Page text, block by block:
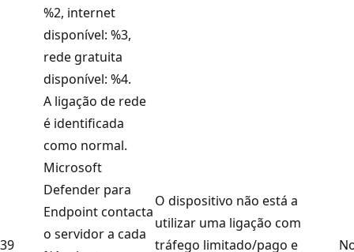
%2, internet
disponível: %3,
rede gratuita
disponível: %4.
39
A ligação de rede
é identificada
como normal.
Microsoft
Defender para
Endpoint contacta
o servidor a cada
O dispositivo não está a
utilizar uma ligação com
tráfego limitado/pago e